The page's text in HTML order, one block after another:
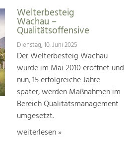
Welterbesteig
Wachau –
Qualitätsoffensive
Dienstag, 10. Juni 2025
Der Welterbesteig Wachau
wurde im Mai 2010 eröffnet und
nun, 15 erfolgreiche Jahre
später, werden Maßnahmen im
Bereich Qualitätsmanagement
umgesetzt.
weiterlesen »